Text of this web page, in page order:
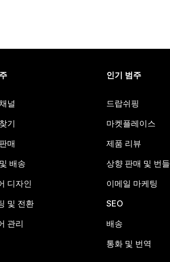
널
기
매
배송
디자인
및 전환
관리
인기 범주
드랍쉬핑
마켓플레이스
제품 리뷰
상향 판매 및 번들
이메일 마케팅
SEO
배송
통화 및 번역